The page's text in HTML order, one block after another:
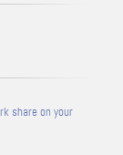
share on your